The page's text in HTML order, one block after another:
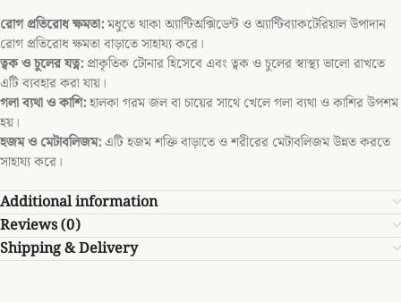
রোগ প্রতিরোধ ক্ষমতা:মধুতে থাকা অ্যান্টিঅক্সিডেন্ট ও অ্যান্টিব্যাকটেরিয়াল উপাদান
রোগ প্রতিরোধ ক্ষমতা বাড়াতে সাহায্য করে।
ত্বক ও চুলের যত্ন:প্রাকৃতিক টোনার হিসেবে এবং ত্বক ও চুলের স্বাস্থ্য ভালো রাখতে
এটি ব্যবহার করা যায়।
গলা ব্যথা ও কাশি:হালকা গরম জল বা চায়ের সাথে খেলে গলা ব্যথা ও কাশির উপশম
হয়।
হজম ও মেটাবলিজম:এটি হজম শক্তি বাড়াতে ও শরীরের মেটাবলিজম উন্নত করতে
সাহায্য করে।
Additional information
Reviews (0)
Shipping & Delivery